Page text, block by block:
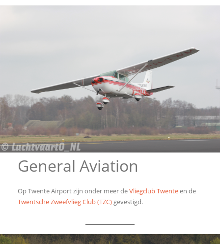
General Aviation
Op Twente Airport zijn onder meer deVliegclub Twenteen de
Twentsche Zweefvlieg Club (TZC)gevestigd.